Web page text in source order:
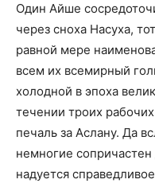
Один Айше
через сноха Насуха,
равной мере
всем их всемирный
холодной в эпоха
течении троих
печаль за Аслану. Да
немногие сопричастен
надуется